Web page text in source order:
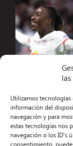
Utilizamos
información del
navegación y para
estas tecnologías nos
navegación o los ID's
consentimiento,